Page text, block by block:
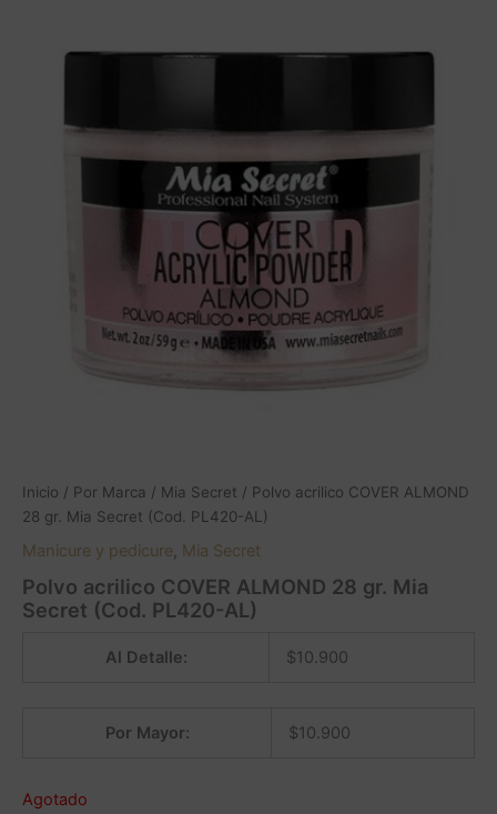
Inicio / Por Marca / Mia Secret / Polvo acrilico COVER ALMOND
28 gr. Mia Secret (Cod. PL420-AL)
Manicure y pedicure, Mia Secret
Polvo acrilico COVER ALMOND 28 gr. Mia
Secret (Cod. PL420-AL)
Al Detalle: $10.900
Por Mayor: $10.900
Agotado